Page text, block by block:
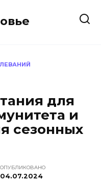
для
и
сезонных
ОПУБЛИКОВАНО
04.07.2024